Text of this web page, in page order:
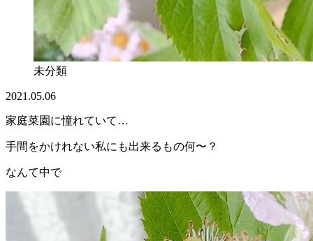
未分類
2021.05.06
家庭菜園に憧れていて…
手間をかけれない私にも出来るもの何〜？
なんて中で